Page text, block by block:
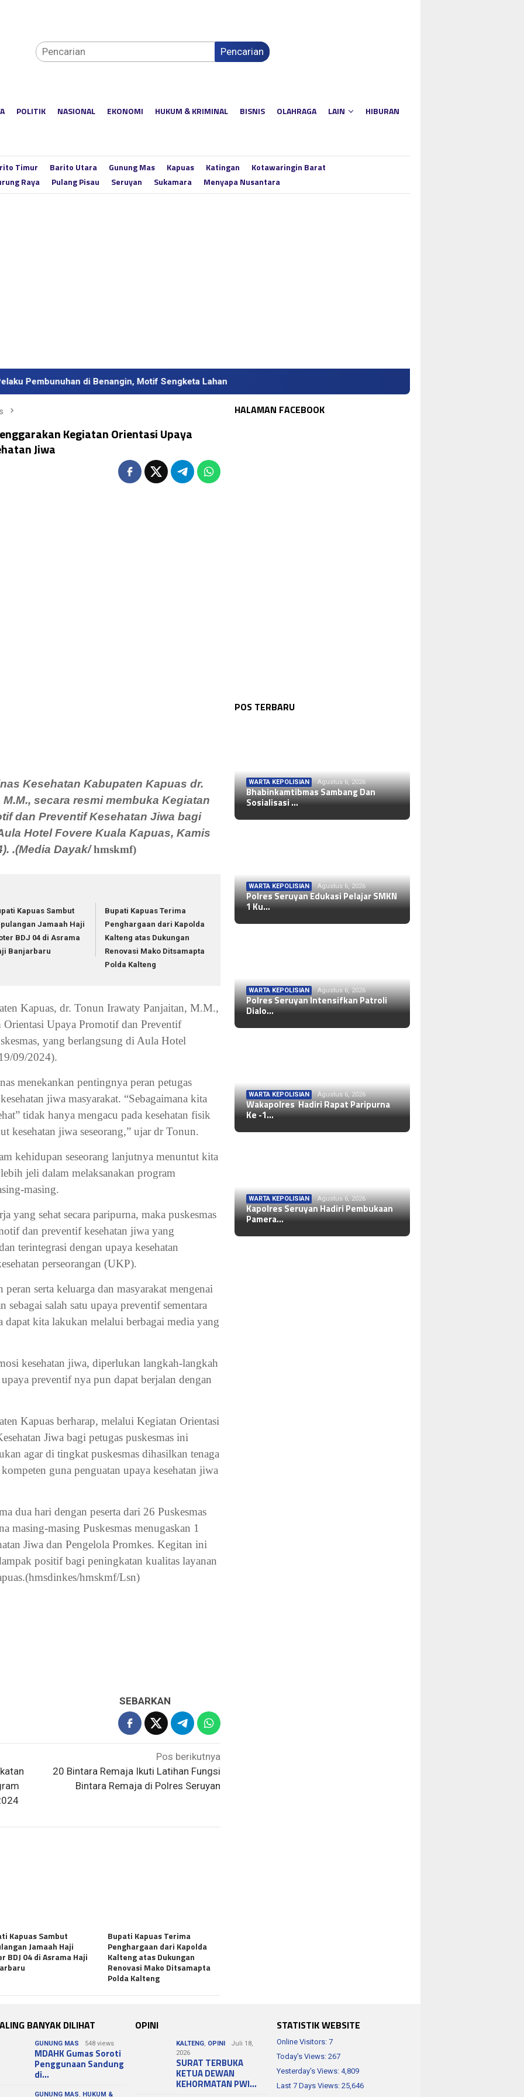
Pencarian
POLITIK NASIONAL EKONOMI HUKUM & KRIMINAL BISNIS OLAHRAGA LAIN HIBURAN
Timur Barito Utara Gunung Mas Kapuas Katingan
Kotawaringin Barat
Raya Pulang Pisau Seruyan Sukamara Menyapa Nusantara
di Benangin, Motif Sengketa Lahan
Kegiatan Orientasi Upaya
Jiwa
Kesehatan Kabupaten Kapuas dr.
secara resmi membuka Kegiatan
dan Preventif Kesehatan Jiwa bagi
Hotel Fovere Kuala Kapuas, Kamis
.(Media Dayak/hmskmf)
Kapuas Sambut
Jamaah Haji
BDJ 04 di Asrama
Banjarbaru
Bupati Kapuas Terima
Penghargaan dari Kapolda
Kalteng atas Dukungan
Renovasi Mako Ditsamapta
Polda Kalteng
Kapuas, dr. Tonun Irawaty Panjaitan, M.M.,
Orientasi Upaya Promotif dan Preventif
yang berlangsung di Aula Hotel
09/2024).
menekankan pentingnya peran petugas
jiwa masyarakat. “Sebagaimana kita
tidak hanya mengacu pada kesehatan fisik
kesehatan jiwa seseorang,” ujar dr Tonun.
kehidupan seseorang lanjutnya menuntut kita
jeli dalam melaksanakan program
masing.
yang sehat secara paripurna, maka puskesmas
dan preventif kesehatan jiwa yang
terintegrasi dengan upaya kesehatan
perseorangan (UKP).
serta keluarga dan masyarakat mengenai
salah satu upaya preventif sementara
kita lakukan melalui berbagai media yang
kesehatan jiwa, diperlukan langkah-langkah
preventif nya pun dapat berjalan dengan
Kapuas berharap, melalui Kegiatan Orientasi
Jiwa bagi petugas puskesmas ini
agar di tingkat puskesmas dihasilkan tenaga
guna penguatan upaya kesehatan jiwa
dua hari dengan peserta dari 26 Puskesmas
masing-masing Puskesmas menugaskan 1
Jiwa dan Pengelola Promkes. Kegitan ini
positif bagi peningkatan kualitas layanan
hmskmf/Lsn)
SEBARKAN
Pos berikutnya
20 Bintara Remaja Ikuti Latihan Fungsi
Bintara Remaja di Polres Seruyan
Kapuas Sambut
Jamaah Haji
BDJ 04 di Asrama Haji
Bupati Kapuas Terima
Penghargaan dari Kapolda
Kalteng atas Dukungan
Renovasi Mako Ditsamapta
Polda Kalteng
HALAMAN FACEBOOK
POS TERBARU
WARTA KEPOLISIAN Agustus 6, 2026
Bhabinkamtibmas Sambang Dan
Sosialisasi …
WARTA KEPOLISIAN Agustus 6, 2026
Polres Seruyan Edukasi Pelajar SMKN
1 Ku…
WARTA KEPOLISIAN Agustus 6, 2026
Polres Seruyan Intensifkan Patroli
Dialo…
WARTA KEPOLISIAN Agustus 6, 2026
Wakapolres Hadiri Rapat Paripurna
Ke -1…
WARTA KEPOLISIAN Agustus 6, 2026
Kapolres Seruyan Hadiri Pembukaan
Pamera…
BANYAK DILIHAT
GUNUNG MAS 548 views
MDAHK Gumas Soroti
Penggunaan Sandung
di…
GUNUNG MAS, HUKUM &
OPINI
KALTENG, OPINI
Juli 18,
2026
SURAT TERBUKA
KETUA DEWAN
KEHORMATAN PWI…
STATISTIK WEBSITE
Online Visitors: 7
Today's Views: 267
Yesterday's Views: 4,809
Last 7 Days Views: 25,646